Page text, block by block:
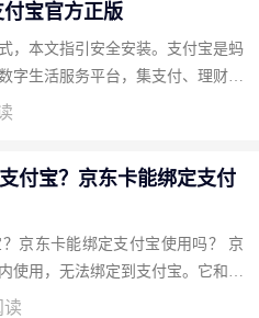
宝官方正版
，本文指引安全安装。支付宝是蚂
字生活服务平台，集支付、理财、
正版，开启安全便捷的数字生活...
付宝？京东卡能绑定支付
京东卡能绑定支付宝使用吗？ 京
使用，无法绑定到支付宝。它和支
卡，必须通过京东App支付时选
读